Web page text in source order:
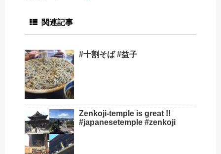
関連記事
#十割そば #益子
Zenkoji-temple is great !!
#japanesetemple #zenkoji